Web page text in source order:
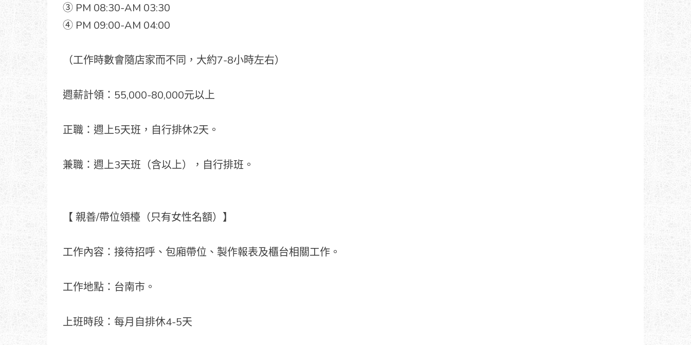
③ PM 08:30-AM 03:30
④ PM 09:00-AM 04:00
（工作時數會隨店家而不同，大約7-8小時左右）
週薪計領：55,000-80,000元以上
正職：週上5天班，自行排休2天。
兼職：週上3天班（含以上），自行排班。
【 親善/帶位領檯（只有女性名額）】
工作內容：接待招呼、包廂帶位、製作報表及櫃台相關工作。
工作地點：台南市。
上班時段：每月自排休4-5天